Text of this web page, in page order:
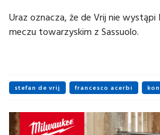
Uraz oznacza, że de Vrij nie
meczu towarzyskim z Sassuolo.
stefan de vrij francesco acerbi